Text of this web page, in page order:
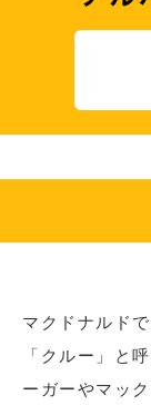
マクドナルド
「クルー」と
ーガーやマッ